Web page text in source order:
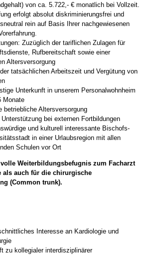
von ca. 5.722,- € monatlich bei Vollzeit.
erfolgt absolut diskriminierungsfrei und
rein auf Basis Ihrer nachgewiesenen
Zuzüglich der tariflichen Zulagen für
Rufbereitschaft sowie einer
Altersversorgung
tatsächlichen Arbeitszeit und Vergütung von
Unterkunft in unserem Personalwohnheim
Monate
betriebliche Altersversorgung
Unterstützung bei externen Fortbildungen
und kulturell interessante Bischofs-
in einer Urlaubsregion mit allen
Schulen vor Ort
Weiterbildungsbefugnis zum Facharzt
als auch für die chirurgische
(Common trunk).
Interesse an Kardiologie und
zu kollegialer interdisziplinärer